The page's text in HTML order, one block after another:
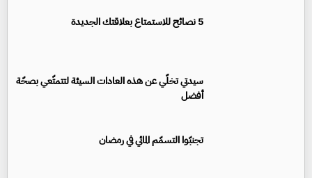
5 نصائح للاستمتاع بعلاقتك الجديدة
سيدتي تخلّي عن هذه العادات السيئة لتتمتّعي بصحّة
أفضل
تجنبّوا التسمّم المائي في رمضان